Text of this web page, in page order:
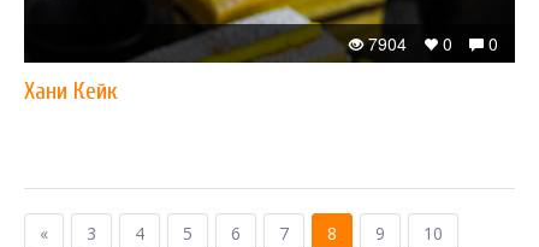
0
0
7904
Хани Кейк
« 3 4 5 6 7 8 9
10